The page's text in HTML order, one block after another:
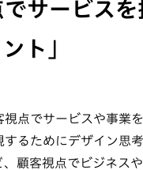
サービス
ト」
視点でサービスや事業
するためにデザイン思
顧客視点でビジネス